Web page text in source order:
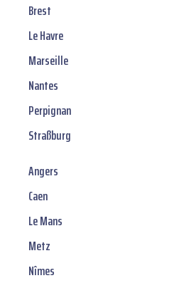
Brest
Le Havre
Marseille
Nantes
Perpignan
Straßburg
Angers
Caen
Le Mans
Metz
Nîmes